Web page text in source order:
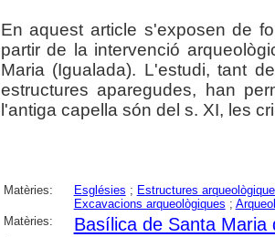
En aquest article s'exposen de
partir de la intervenció
Maria (Igualada). L'estudi, tant
estructures aparegudes, han
l'antiga capella són del s. XI, les
Matèries: Esglésies ; Estructures
Excavacions arqueològiques ;
Matèries:
Basílica de Santa Maria